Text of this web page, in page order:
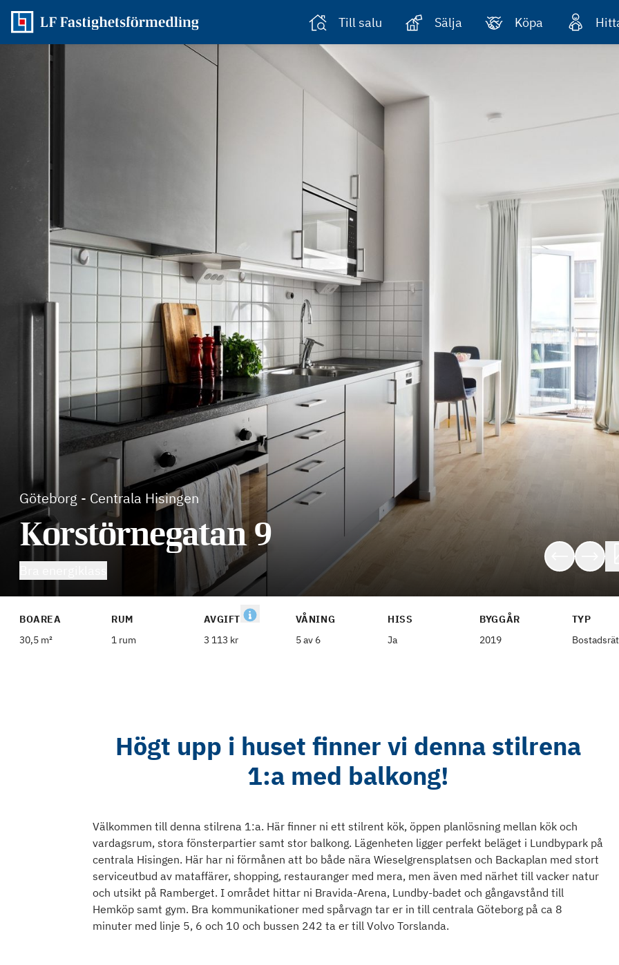
Till salu Sälja Köpa
Göteborg - Centrala Hisingen
Korstörnegatan 9
BOAREA
30,5 m²
RUM
1 rum
AVGIFT
3 113 kr
VÅNING
5 av 6
HISS
Ja
BYGGÅR
2019
TYP
Högt upp i huset finner vi denna stilrena
1:a med balkong!
Välkommen till denna stilrena 1:a. Här finner ni ett stilrent kök, öppen planlösning mellan kök och
vardagsrum, stora fönsterpartier samt stor balkong. Lägenheten ligger perfekt beläget i Lundbypark på
centrala Hisingen. Här har ni förmånen att bo både nära Wieselgrensplatsen och Backaplan med stort
serviceutbud av mataffärer, shopping, restauranger med mera, men även med närhet till vacker natur
och utsikt på Ramberget. I området hittar ni Bravida-Arena, Lundby-badet och gångavstånd till
Hemköp samt gym. Bra kommunikationer med spårvagn tar er in till centrala Göteborg på ca 8
minuter med linje 5, 6 och 10 och bussen 242 ta er till Volvo Torslanda.